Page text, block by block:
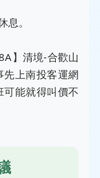
。
】清境-合歡山
先上南投客運網
能就得叫價不